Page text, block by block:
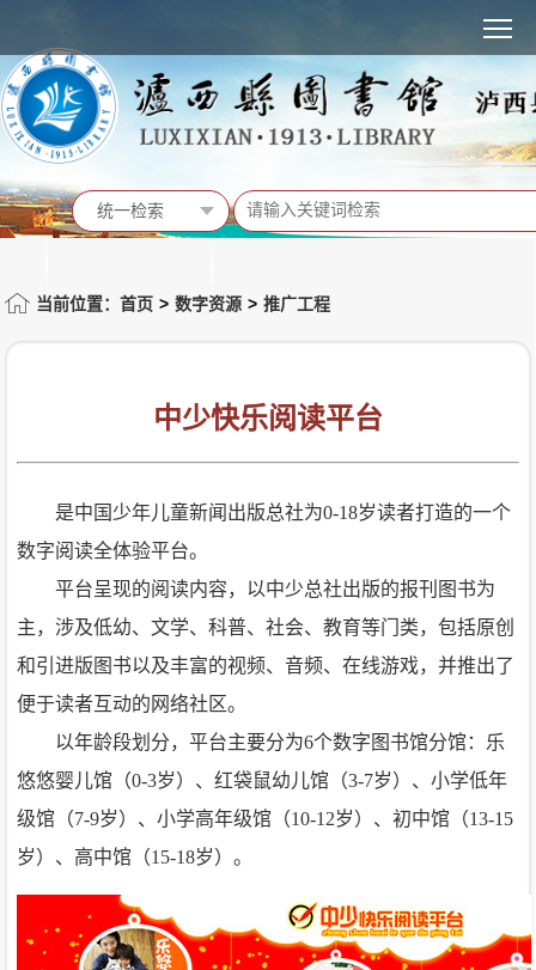
统一检索
馆藏书目
当前位置：首页 > 数字资源 > 推广工程
中少快乐阅读平台
是中国少年儿童新闻出版总社为0-18岁读者打造的一个
数字阅读全体验平台。
平台呈现的阅读内容，以中少总社出版的报刊图书为
主，涉及低幼、文学、科普、社会、教育等门类，包括原创
和引进版图书以及丰富的视频、音频、在线游戏，并推出了
便于读者互动的网络社区。
以年龄段划分，平台主要分为6个数字图书馆分馆：乐
悠悠婴儿馆（0-3岁）、红袋鼠幼儿馆（3-7岁）、小学低年
级馆（7-9岁）、小学高年级馆（10-12岁）、初中馆（13-15
岁）、高中馆（15-18岁）。